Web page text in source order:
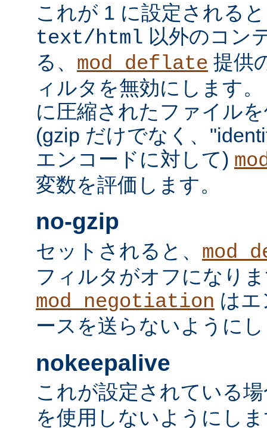
これが 1 に設定される
text/html 以外のコン
る、 mod_deflate 提供
ィルタを無効にします
に圧縮されたファイル
(gzip だけでなく、
エンコードに対して)
変数を評価します。
no-gzip
セットされると、
フィルタがオフになり
mod_negotiation は
ースを送らないように
nokeepalive
これが設定されている
を使用しないようにし